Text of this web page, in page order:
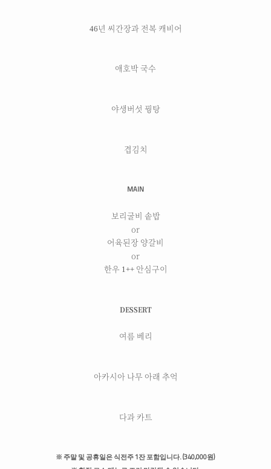
46년 씨간장과 전복 캐비어
애호박 국수
야생버섯 꿩탕
겹김치
MAIN
보리굴비 솥밥
or
어육된장 양갈비
or
한우 1++ 안심구이
DESSERT
여름 베리
아카시아 나무 아래 추억
다과 카트
※ 주말 및 공휴일은 식전주 1잔 포함입니다. (340,000원)